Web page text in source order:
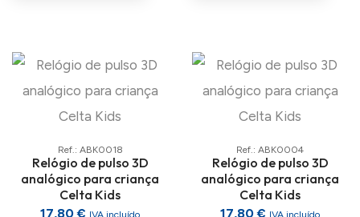
Ref.: ABK0018
Relógio de pulso 3D
analógico para criança
Celta Kids
17,80 € IVA incluído
Ref.: ABK0004
Relógio de pulso 3D
analógico para criança
Celta Kids
17,80 € IVA incluído